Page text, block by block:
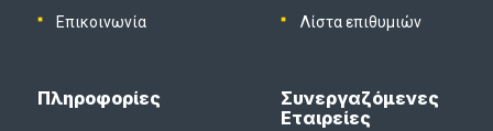
Επικοινωνία Λίστα επιθυμιών
Πληροφορίες
Συνεργαζόμενες
Εταιρείες